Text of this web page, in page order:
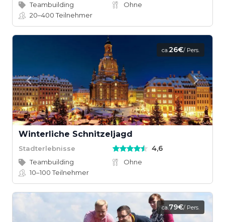
Teambuilding
Ohne
20–400Teilnehmer
ca.26€/ Pers.
Winterliche Schnitzeljagd
Stadterlebnisse 4,6
Teambuilding
Ohne
10–100Teilnehmer
ca.79€/ Pers.